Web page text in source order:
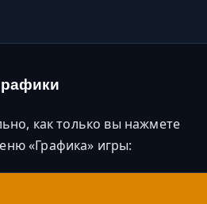
как только вы нажмете
«Графика» игры: